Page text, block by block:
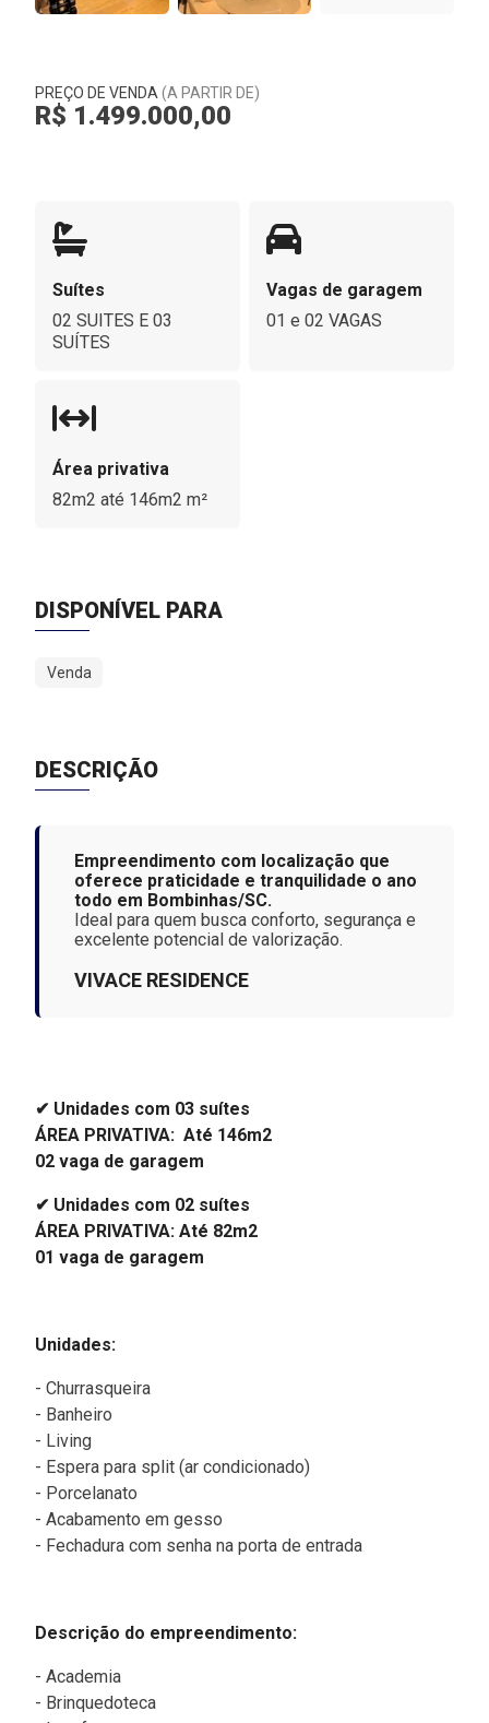
PREÇO DE VENDA(A PARTIR DE)
R$ 1.499.000,00
Suítes
02 SUITES E 03
SUÍTES
Vagas de garagem
01 e 02 VAGAS
Área privativa
82m2 até 146m2 m²
DISPONÍVEL PARA
Venda
DESCRIÇÃO
Empreendimento com localização que
oferece praticidade e tranquilidade o ano
todo em Bombinhas/SC.
Ideal para quem busca conforto, segurança e
excelente potencial de valorização.
VIVACE RESIDENCE
✔ Unidades com 03 suítes
ÁREA PRIVATIVA: Até 146m2
02 vaga de garagem
✔ Unidades com 02 suítes
ÁREA PRIVATIVA: Até 82m2
01 vaga de garagem
Unidades:
- Churrasqueira
- Banheiro
- Living
- Espera para split (ar condicionado)
- Porcelanato
- Acabamento em gesso
- Fechadura com senha na porta de entrada
Descrição do empreendimento:
- Academia
- Brinquedoteca